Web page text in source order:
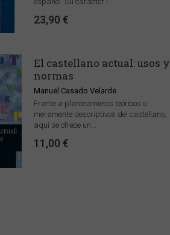
23,90 €
El castellano actual: usos y
normas
Manuel Casado Velarde
Frante a planteamietos teóricos o
meramente descriptivos del castellano,
aquí se ofrece un...
11,00 €